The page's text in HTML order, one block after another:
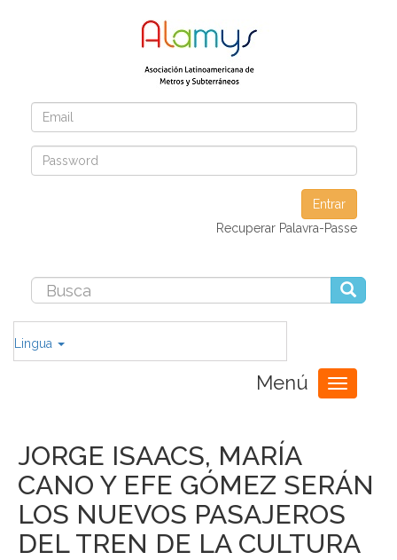
Entrar
Recuperar Palavra-Passe
Lingua
Menú
Toggle
navigation
JORGE ISAACS, MARÍA
CANO Y EFE GÓMEZ SERÁN
LOS NUEVOS PASAJEROS
DEL TREN DE LA CULTURA